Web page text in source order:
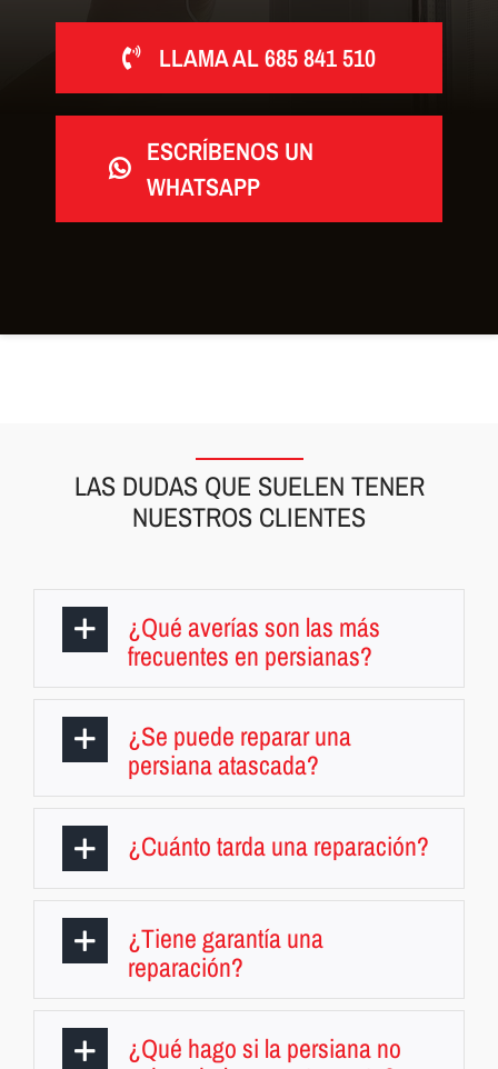
LLAMA AL 685 841 510
ESCRÍBENOS UN
WHATSAPP
LAS DUDAS QUE SUELEN TENER
NUESTROS CLIENTES
¿Qué averías son las más
frecuentes en persianas?
¿Se puede reparar una
persiana atascada?
¿Cuánto tarda una reparación?
¿Tiene garantía una
reparación?
¿Qué hago si la persiana no